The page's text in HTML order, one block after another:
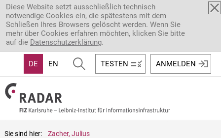
Direkt zum Inhalt
Diese Website setzt ausschließlich technisch
notwendige Cookies ein, die spätestens mit dem
Schließen Ihres Browsers gelöscht werden. Wenn Sie
mehr über Cookies erfahren möchten, klicken Sie bitte
auf die Datenschutzerklärung.
DE EN TESTEN ANMELDEN
Sie sind hier: Zacher, Julius